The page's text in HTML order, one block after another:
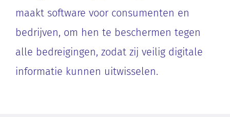
maakt software voor consumenten en
bedrijven, om hen te beschermen tegen
alle bedreigingen, zodat zij veilig digitale
informatie kunnen uitwisselen.